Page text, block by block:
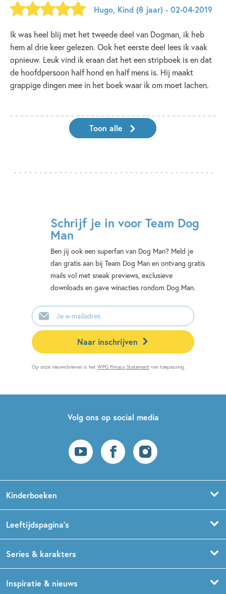
Hugo, Kind (8 jaar) - 02-04-2019
Ik was heel blij met het tweede deel van Dogman, ik heb
hem al drie keer gelezen. Ook het eerste deel lees ik vaak
opnieuw. Leuk vind ik eraan dat het een stripboek is en dat
de hoofdpersoon half hond en half mens is. Hij maakt
grappige dingen mee in het boek waar ik om moet lachen.
Toon alle
Schrijf je in voor Team Dog
Man
Ben jij ook een superfan van Dog Man? Meld je
dan gratis aan bij Team Dog Man en ontvang gratis
mails vol met sneak previews, exclusieve
downloads en gave winacties rondom Dog Man.
E-
mailadres
Naar inschrijven
Op onze nieuwsbrieven is hetWPG Privacy Statement van toepassing.
Volg ons op social media
Kinderboeken
Prentenboeken
Babyboeken
Leeftijdspagina’s
Boekentips 1,5 - 3 jaar
Series & karakters
Inspiratie & nieuws